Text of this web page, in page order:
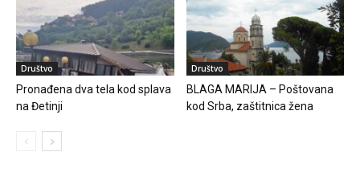
Društvo
Pronađena dva tela kod splava
na Đetinji
Društvo
BLAGA MARIJA – Poštovana
kod Srba, zaštitnica žena